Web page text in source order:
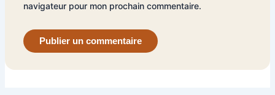
navigateur pour mon prochain commentaire.